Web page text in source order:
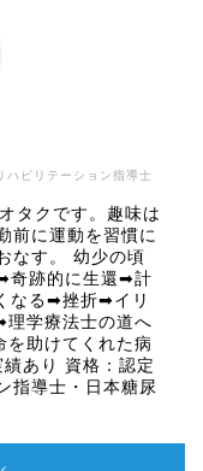
ビリテーション指導士
タクです。趣味は
前に運動を習慣に
なす。 幼少の頃
奇跡的に生還➡計
なる➡挫折➡イリ
学療法士の道へ
助けてくれた病
あり 資格：認定
指導士・日本糖尿